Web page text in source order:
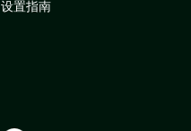
设置指南